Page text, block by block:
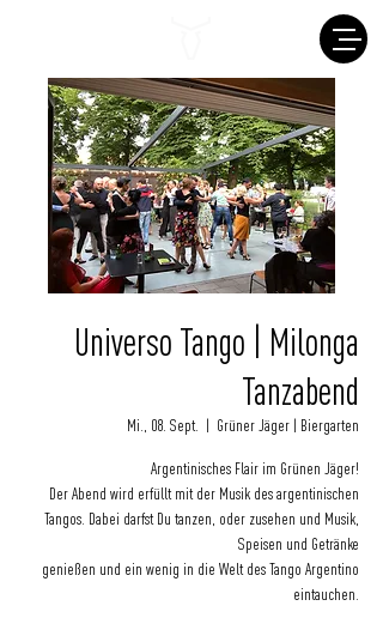
Universo Tango | Milonga
Tanzabend
Mi., 08. Sept. Grüner Jäger | Biergarten
Argentinisches Flair im Grünen Jäger!
Der Abend wird erfüllt mit der Musik des argentinischen
Tangos. Dabei darfst Du tanzen, oder zusehen und Musik,
Speisen und Getränke
genießen und ein wenig in die Welt des Tango Argentino
eintauchen.